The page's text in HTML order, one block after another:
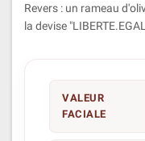
Revers : un rameau
la devise
VALEUR
FACIALE